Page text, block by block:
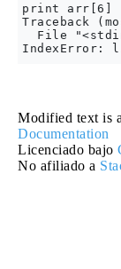
print arr[6]
Traceback
File
Modified text is
Documentation
Licenciado bajo
No afiliado a